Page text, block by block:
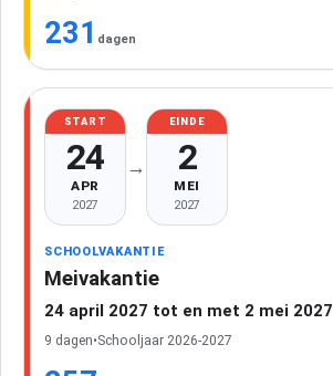
231 dagen
START
24
APR
2027
→
EINDE
2
MEI
2027
SCHOOLVAKANTIE
Meivakantie
24 april 2027 tot en met 2 mei 2027
9 dagen•Schooljaar 2026-2027